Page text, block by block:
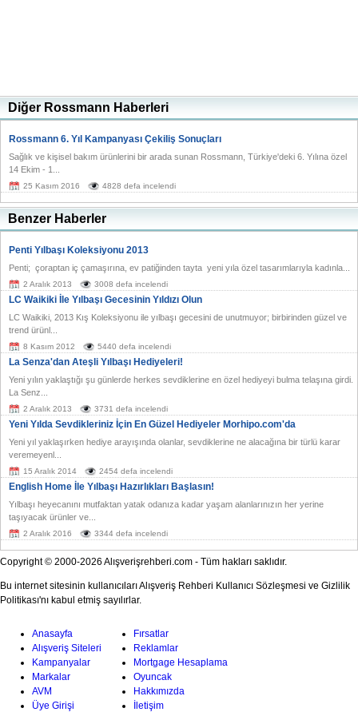
Diğer Rossmann Haberleri
Rossmann 6. Yıl Kampanyası Çekiliş Sonuçları
Sağlık ve kişisel bakım ürünlerini bir arada sunan Rossmann, Türkiye'deki 6. Yılına özel
14 Ekim - 1...
25 Kasım 2016 4828 defa incelendi
Benzer Haberler
Penti Yılbaşı Koleksiyonu 2013
Penti; çoraptan iç çamaşırına, ev patiğinden tayta yeni yıla özel tasarımlarıyla kadınla...
2 Aralık 2013 3008 defa incelendi
LC Waikiki İle Yılbaşı Gecesinin Yıldızı Olun
LC Waikiki, 2013 Kış Koleksiyonu ile yılbaşı gecesini de unutmuyor; birbirinden güzel ve
trend ürünl...
8 Kasım 2012 5440 defa incelendi
La Senza'dan Ateşli Yılbaşı Hediyeleri!
Yeni yılın yaklaştığı şu günlerde herkes sevdiklerine en özel hediyeyi bulma telaşına girdi.
La Senz...
2 Aralık 2013 3731 defa incelendi
Yeni Yılda Sevdikleriniz İçin En Güzel Hediyeler Morhipo.com'da
Yeni yıl yaklaşırken hediye arayışında olanlar, sevdiklerine ne alacağına bir türlü karar
veremeyenl...
15 Aralık 2014 2454 defa incelendi
English Home İle Yılbaşı Hazırlıkları Başlasın!
Yılbaşı heyecanını mutfaktan yatak odanıza kadar yaşam alanlarınızın her yerine
taşıyacak ürünler ve...
2 Aralık 2016 3344 defa incelendi
Copyright © 2000-2026 Alışverişrehberi.com - Tüm hakları saklıdır.
Bu internet sitesinin kullanıcıları Alışveriş Rehberi Kullanıcı Sözleşmesi ve Gizlilik
Politikası'nı kabul etmiş sayılırlar.
Anasayfa
Alışveriş Siteleri
Kampanyalar
Markalar
AVM
Üye Girişi
Fırsatlar
Reklamlar
Mortgage Hesaplama
Oyuncak
Hakkımızda
İletişim